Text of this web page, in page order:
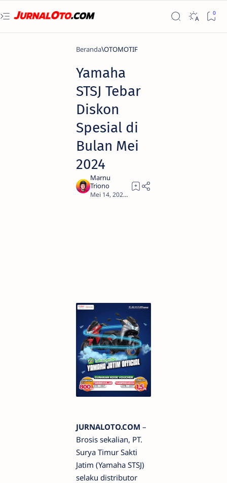
Beranda OTOMOTIF
Yamaha
STSJ Tebar
Diskon
Spesial di
Bulan Mei
2024
JURNALOTO.COM –
Brosis sekalian, PT.
Surya Timur Sakti
Jatim (Yamaha STSJ)
selaku distributor